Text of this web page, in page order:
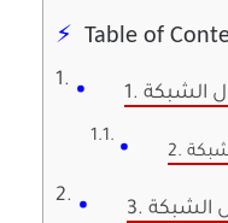
Table of
الشبكة
الشبكة